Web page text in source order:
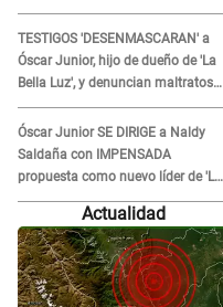
"Grábame..."
TESTIGOS 'DESENMASCARAN' a
Óscar Junior, hijo de dueño de 'La
Bella Luz', y denuncian maltratos
en la orquesta: "Los humilla..."
Óscar Junior SE DIRIGE a Naldy
Saldaña con IMPENSADA
propuesta como nuevo líder de 'La
Bella Luz' tras denuncia: "Otro tipo
Actualidad